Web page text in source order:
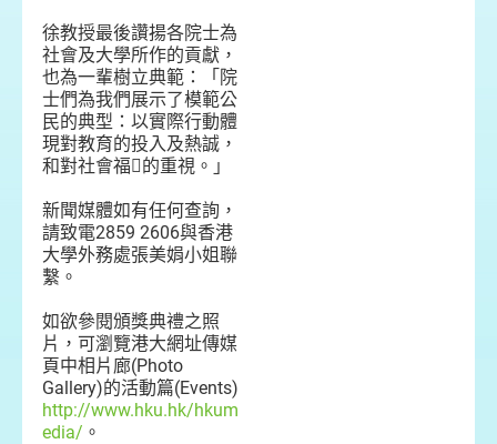
徐教授最後讚揚各院士為
社會及大學所作的貢獻，
也為一輩樹立典範：「院
士們為我們展示了模範公
民的典型：以實際行動體
現對教育的投入及熱誠，
和對社會福的重視。」
新聞媒體如有任何查詢，
請致電2859 2606與香港
大學外務處張美娟小姐聯
繫。
如欲參閱頒獎典禮之照
片，可瀏覽港大網址傳媒
頁中相片廊(Photo
Gallery)的活動篇(Events)
http://www.hku.hk/hkum
edia/ 。